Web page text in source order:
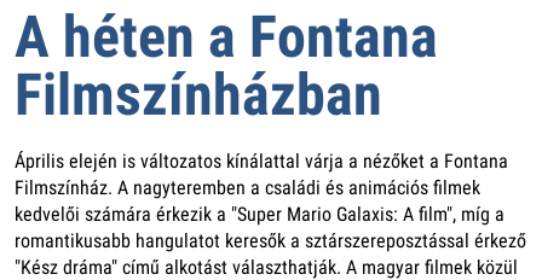
A héten a Fontana
Filmszínházban
Április elején is változatos kínálattal várja a nézőket a Fontana
Filmszínház. A nagyteremben a családi és animációs filmek
kedvelői számára érkezik a "Super Mario Galaxis: A film", míg a
romantikusabb hangulatot keresők a sztárszereposztással érkező
"Kész dráma" című alkotást választhatják. A magyar filmek közül